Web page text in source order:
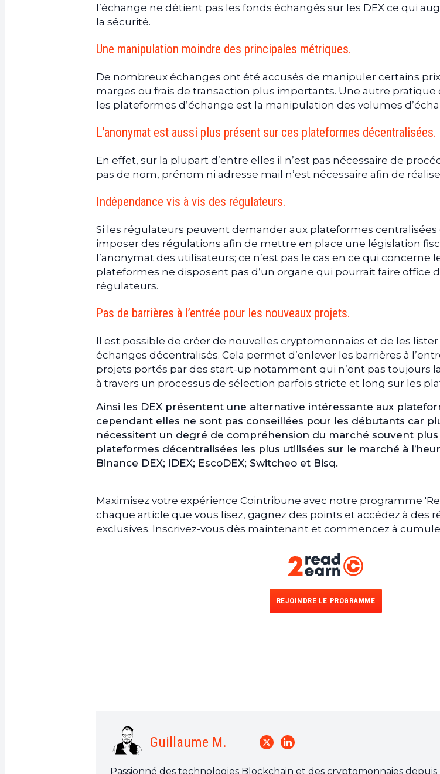
l’échange ne détient pas les fonds échangés sur les DEX ce qui
la sécurité.
Une manipulation moindre des principales métriques.
De nombreux échanges ont été accusés de manipuler certains
marges ou frais de transaction plus importants. Une autre pratique
les plateformes d’échange est la manipulation des volumes
L’anonymat est aussi plus présent sur ces plateformes décentralisées.
En effet, sur la plupart d’entre elles il n’est pas nécessaire de
pas de nom, prénom ni adresse mail n’est nécessaire afin de
Indépendance vis à vis des régulateurs.
Si les régulateurs peuvent demander aux plateformes
imposer des régulations afin de mettre en place une législation
l’anonymat des utilisateurs; ce n’est pas le cas en ce qui concerne
plateformes ne disposent pas d’un organe qui pourrait faire office
régulateurs.
Pas de barrières à l’entrée pour les nouveaux projets.
Il est possible de créer de nouvelles cryptomonnaies et de les
échanges décentralisés. Cela permet d’enlever les barrières à
projets portés par des start-up notamment qui n’ont pas toujours
à travers un processus de sélection parfois stricte et long sur les
Ainsi les DEX présentent une alternative intéressante aux
cependant elles ne sont pas conseillées pour les débutants car
nécessitent un degré de compréhension du marché souvent
plateformes décentralisées les plus utilisées sur le marché à
Binance DEX; IDEX; EscoDEX; Switcheo et Bisq.
Maximisez votre expérience Cointribune avec notre programme
chaque article que vous lisez, gagnez des points et accédez à des
exclusives. Inscrivez-vous dès maintenant et commencez à
REJOINDRE LE PROGRAMME
Guillaume M.
Passionné des technologies Blockchain et des cryptomonnaies depuis